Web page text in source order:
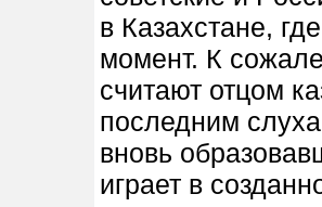
в Казахстане,
момент. К
считают отцом
последним
вновь
играет в